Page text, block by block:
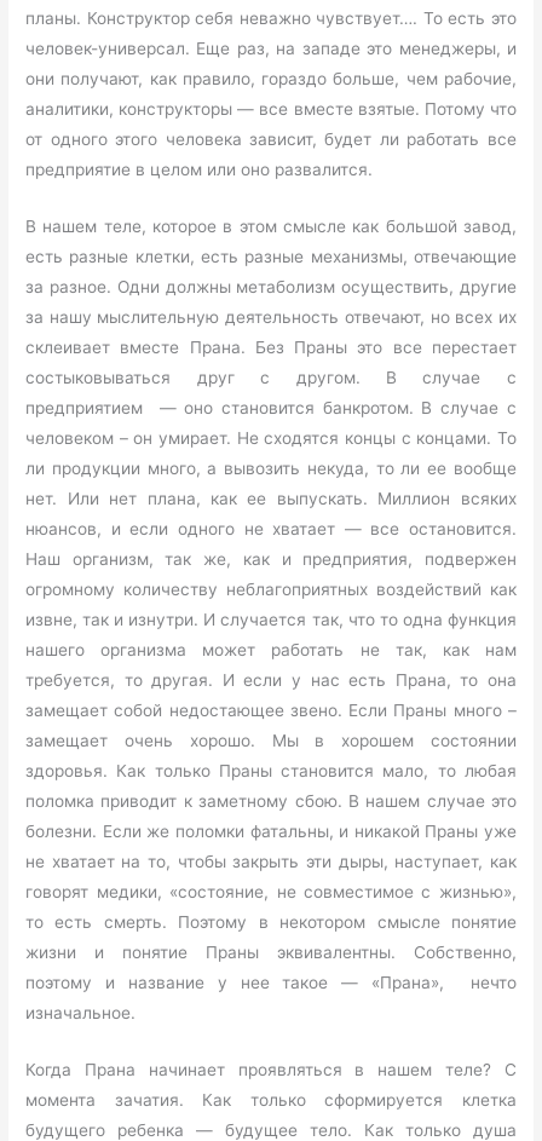
планы. Конструктор себя неважно чувствует…. То есть это
человек-универсал. Еще раз, на западе это менеджеры, и
они получают, как правило, гораздо больше, чем рабочие,
аналитики, конструкторы — все вместе взятые. Потому что
от одного этого человека зависит, будет ли работать все
предприятие в целом или оно развалится.
В нашем теле, которое в этом смысле как большой завод,
есть разные клетки, есть разные механизмы, отвечающие
за разное. Одни должны метаболизм осуществить, другие
за нашу мыслительную деятельность отвечают, но всех их
склеивает вместе Прана. Без Праны это все перестает
состыковываться друг с другом. В случае с
предприятием — оно становится банкротом. В случае с
человеком – он умирает. Не сходятся концы с концами. То
ли продукции много, а вывозить некуда, то ли ее вообще
нет. Или нет плана, как ее выпускать. Миллион всяких
нюансов, и если одного не хватает — все остановится.
Наш организм, так же, как и предприятия, подвержен
огромному количеству неблагоприятных воздействий как
извне, так и изнутри. И случается так, что то одна функция
нашего организма может работать не так, как нам
требуется, то другая. И если у нас есть Прана, то она
замещает собой недостающее звено. Если Праны много –
замещает очень хорошо. Мы в хорошем состоянии
здоровья. Как только Праны становится мало, то любая
поломка приводит к заметному сбою. В нашем случае это
болезни. Если же поломки фатальны, и никакой Праны уже
не хватает на то, чтобы закрыть эти дыры, наступает, как
говорят медики, «состояние, не совместимое с жизнью»,
то есть смерть. Поэтому в некотором смысле понятие
жизни и понятие Праны эквивалентны. Собственно,
поэтому и название у нее такое — «Прана», нечто
изначальное.
Когда Прана начинает проявляться в нашем теле? С
момента зачатия. Как только сформируется клетка
будущего ребенка — будущее тело. Как только душа